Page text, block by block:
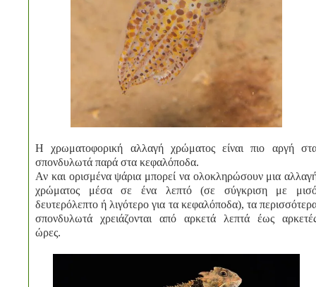
Η χρωματοφορική αλλαγή χρώματος είναι πιο αργή
σπονδυλωτά παρά στα κεφαλόποδα.
Αν και ορισμένα ψάρια μπορεί να ολοκληρώσουν μια
χρώματος μέσα σε ένα λεπτό (σε σύγκριση με
δευτερόλεπτο ή λιγότερο για τα κεφαλόποδα), τα
σπονδυλωτά χρειάζονται από αρκετά λεπτά έως
ώρες.